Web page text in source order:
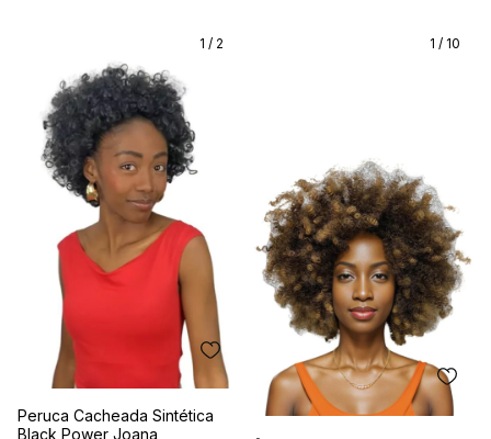
1 / 2
Peruca Cacheada Sintética
Black Power Joana
1 / 10